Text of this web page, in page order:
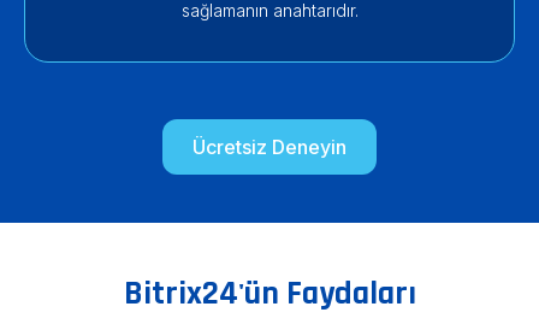
sağlamanın anahtarıdır.
Ücretsiz Deneyin
Bitrix24'ün Faydaları